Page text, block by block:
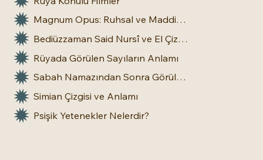
Magnum Opus: Ruhsal ve Maddi Dönüşümün Büyük Eseri
Bediüzzaman Said Nursî ve El Çizgileri: İnsan Doğasına Dair Bir Bakış
Rüyada Görülen Sayıların Anlamı
Sabah Namazından Sonra Görülen Rüya Gerçek Olur mu?
Simian Çizgisi ve Anlamı
Psişik Yetenekler Nelerdir?